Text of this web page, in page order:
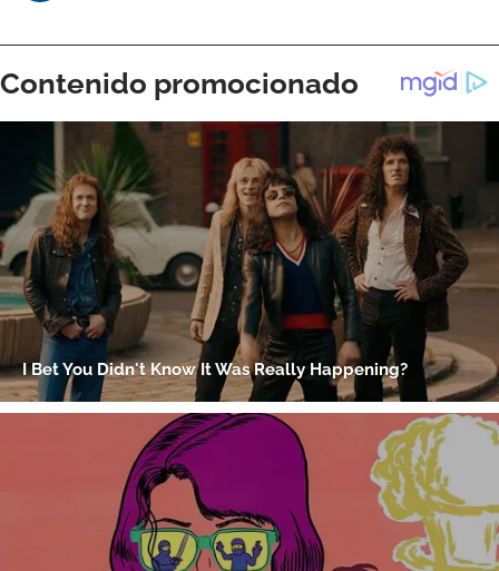
Gracias por suscribirte a nuestro boletín.
ACEPTAR